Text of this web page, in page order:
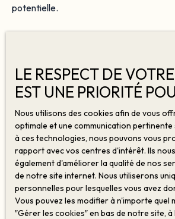
potentielle.
Contactez-nous
LE RESPECT DE
EST UNE PRIORITÉ
Nous utilisons des cookies afin de vous
optimale et une communication
à ces technologies, nous pouvons vous
rapport avec vos centres d'intérêt. Ils
également d'améliorer la qualité de nos
de notre site internet. Nous utiliserons
personnelles pour lesquelles vous avez
Vous pouvez les modifier à n'importe quel
″Gérer les cookies″ en bas de notre site,